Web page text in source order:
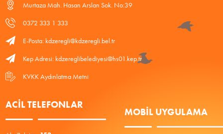
Murtaza Mah. Hasan Arslan Sok. No:39
0372 333 1 333
E-Posta: kdzeregli@kdzeregli.bel.tr
Kep Adresi: kdzereglibelediyesi@hs01.kep.tr
KVKK Aydınlatma Metni
ACIL TELEFONLAR
MOBIL UYGULAMA